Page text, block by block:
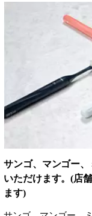
サンゴ、マンゴー
いただけます。(店
ます)